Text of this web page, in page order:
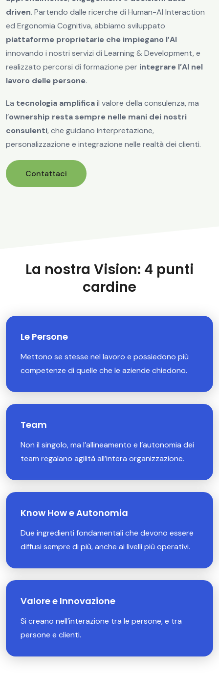
driven. Partendo dalle ricerche di Human-AI Interaction
ed Ergonomia Cognitiva, abbiamo sviluppato
piattaforme proprietarie che impiegano l’AI
innovando i nostri servizi di Learning & Development, e
realizzato percorsi di formazione per integrare l’AI nel
lavoro delle persone.
La tecnologia amplificail valore della consulenza, ma
l’ownership resta sempre nelle mani dei nostri
consulenti, che guidano interpretazione,
personalizzazione e integrazione nelle realtà dei clienti.
Contattaci
La nostra Vision: 4 punti
cardine
Le Persone
Mettono se stesse nel lavoro e possiedono più
competenze di quelle che le aziende chiedono.
Team
Non il singolo, ma l’allineamento e l’autonomia dei
team regalano agilità all’intera organizzazione.
Know How e Autonomia
Due ingredienti fondamentali che devono essere
diffusi sempre di più, anche ai livelli più operativi.
Valore e Innovazione
Si creano nell’interazione tra le persone, e tra
persone e clienti.